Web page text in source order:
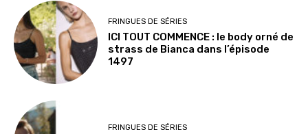
FRINGUES DE SÉRIES
ICI TOUT COMMENCE : le body orné de
strass de Bianca dans l’épisode
1497
FRINGUES DE SÉRIES